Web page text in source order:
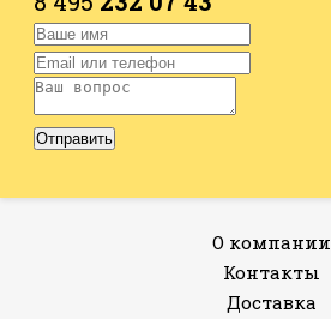
О компании
Контакты
Доставка